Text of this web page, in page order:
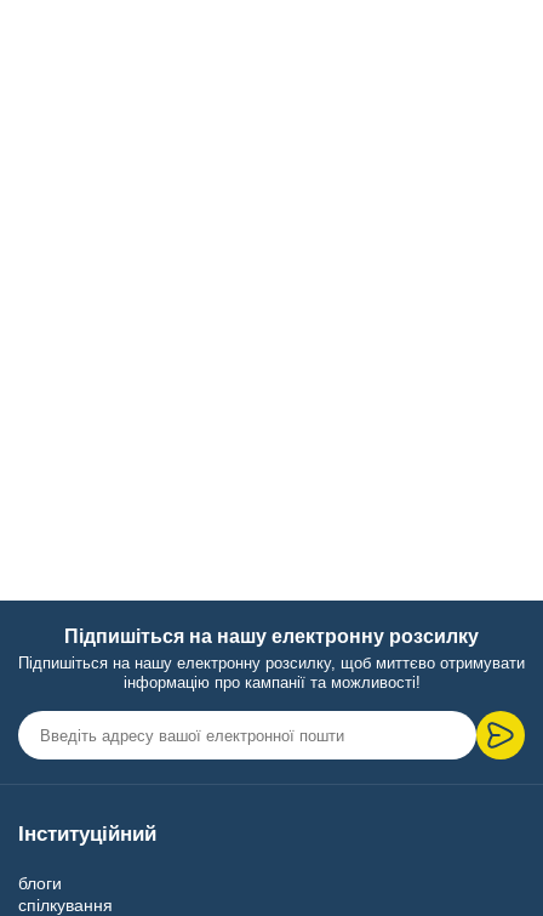
Підпишіться на нашу електронну розсилку
Підпишіться на нашу електронну розсилку, щоб миттєво отримувати
інформацію про кампанії та можливості!
Інституційний
блоги
спілкування